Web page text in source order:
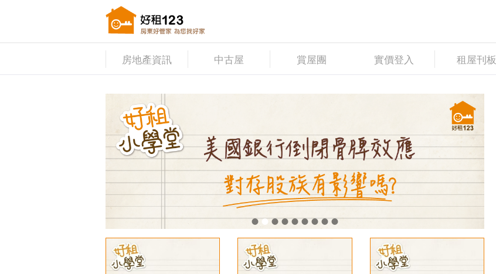
房地產資訊 中古屋 賞屋團 實價登入 租屋刊板